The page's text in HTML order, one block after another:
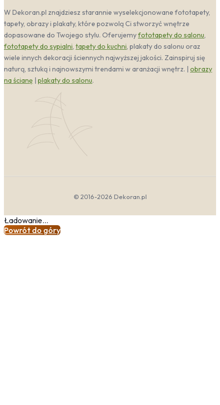
W Dekoran.pl znajdziesz starannie wyselekcjonowane fototapety,
tapety, obrazy i plakaty, które pozwolą Ci stworzyć wnętrze
dopasowane do Twojego stylu. Oferujemyfototapety do salonu,
fototapety do sypialni, tapety do kuchni, plakaty do salonu oraz
wiele innych dekoracji ściennych najwyższej jakości. Zainspiruj się
naturą, sztuką i najnowszymi trendami w aranżacji wnętrz. | obrazy
na ścianę
plakaty do salonu.
© 2016-2026 Dekoran.pl
Ładowanie...
Powrót do góry